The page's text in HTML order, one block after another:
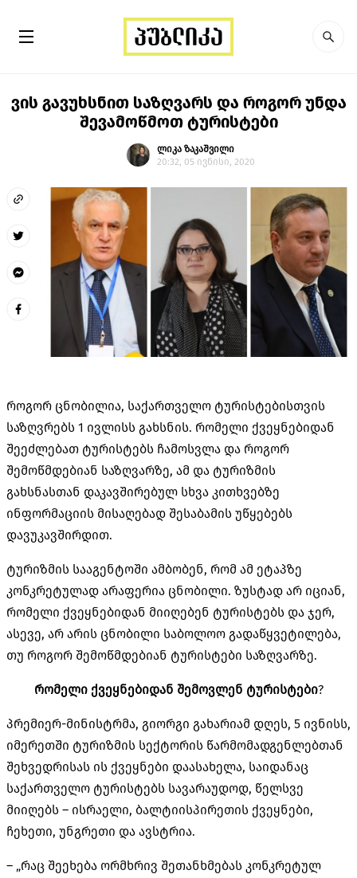
ვის გავუხსნით საზღვარს და როგორ უნდა
შევამოწმოთ ტურისტები
ლიკა ზაკაშვილი
20:32, 05 ივნისი, 2020
როგორ ცნობილია, საქართველო ტურისტებისთვის
საზღვრებს 1 ივლისს გახსნის. რომელი ქვეყნებიდან
შეეძლებათ ტურისტებს ჩამოსვლა და როგორ
შემოწმდებიან საზღვარზე, ამ და ტურიზმის
გახსნასთან დაკავშირებულ სხვა კითხვებზე
ინფორმაციის მისაღებად შესაბამის უწყებებს
დავუკავშირდით.
ტურიზმის სააგენტოში ამბობენ, რომ ამ ეტაპზე
კონკრეტულად არაფერია ცნობილი. ზუსტად არ იციან,
რომელი ქვეყნებიდან მიიღებენ ტურისტებს და ჯერ,
ასევე, არ არის ცნობილი საბოლოო გადაწყვეტილება,
თუ როგორ შემოწმდებიან ტურისტები საზღვარზე.
რომელი ქვეყნებიდან შემოვლენ ტურისტები?
პრემიერ-მინისტრმა, გიორგი გახარიამ დღეს, 5 ივნისს,
იმერეთში ტურიზმის სექტორის წარმომადგენლებთან
შეხვედრისას ის ქვეყნები დაასახელა, საიდანაც
საქართველო ტურისტებს სავარაუდოდ, წელსვე
მიიღებს – ისრაელი, ბალტიისპირეთის ქვეყნები,
ჩეხეთი, უნგრეთი და ავსტრია.
– „რაც შეეხება ორმხრივ შეთანხმებას კონკრეტულ